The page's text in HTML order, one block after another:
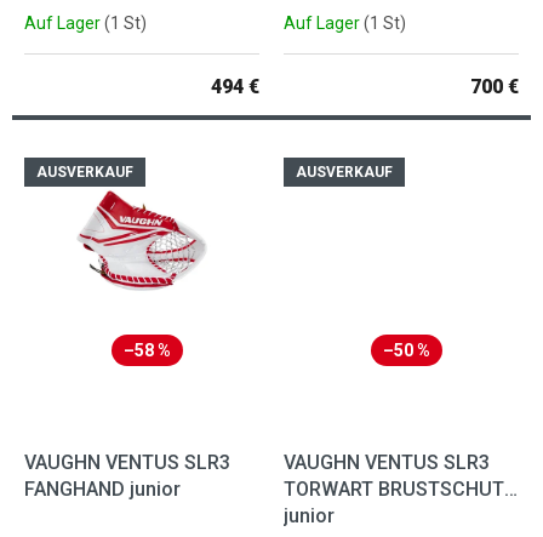
Auf Lager(1 St)
494 €
Auf Lager(1 St)
700 €
AUSVERKAUF
–58 %
VAUGHN VENTUS SLR3
FANGHAND junior
AUSVERKAUF
–50 %
VAUGHN VENTUS SLR3
TORWART BRUSTSCHUTZ
junior